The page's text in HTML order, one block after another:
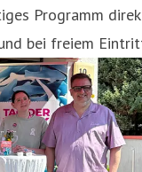
Programm
bei freiem